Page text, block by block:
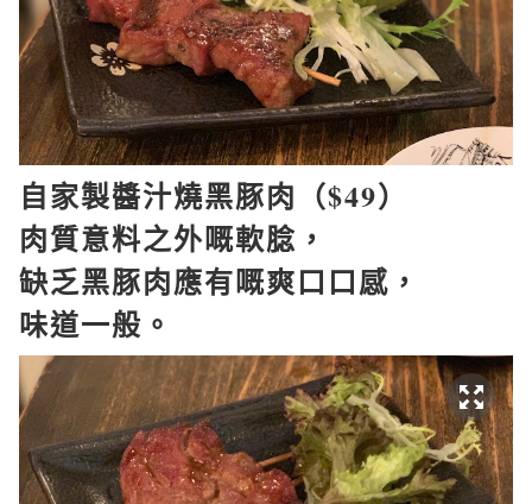
自家製醬汁燒黑豚肉（$49）
肉質意料之外嘅軟腍，
缺乏黑豚肉應有嘅爽口口感，
味道一般。